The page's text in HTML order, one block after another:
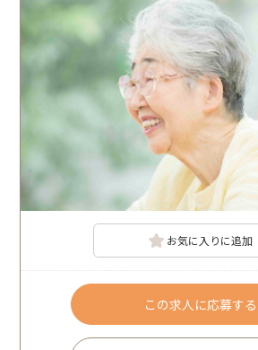
お気に入りに追加
この求人に応募する